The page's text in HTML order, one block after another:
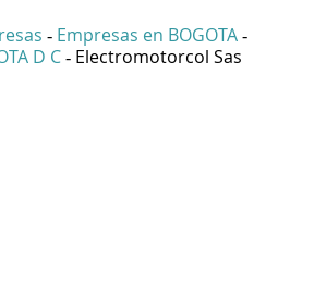
- Empresas en BOGOTA -
D C - Electromotorcol Sas